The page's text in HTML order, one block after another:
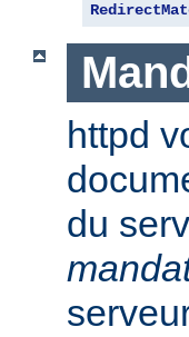
httpd
du